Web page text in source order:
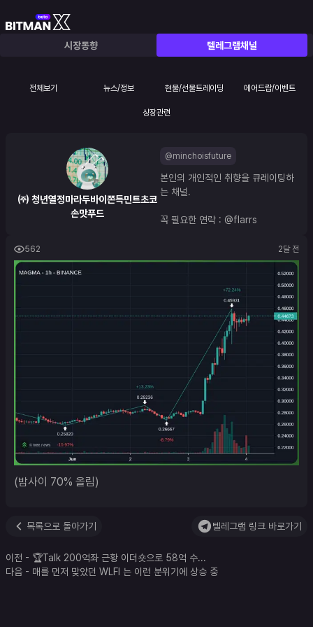
시장동향 텔레그램채널
전체보기 뉴스/정보 현물/선물트레이딩 에어드랍/이벤트
상장관련
562 2달 전
(밤사이 70% 올림)
목록으로 돌아가기 텔레그램 링크 바로가기
이전 - 🏆Talk 200억좌 근황 이더숏으로 58억 수...
다음 - 매를 먼저 맞았던 WLFI 는 이런 분위기에 상승 중
㈜ 청년열정마라두바이쫀득민트초코
손맛푸드
@minchoisfuture
본인의 개인적인 취향을 큐레이팅하
는 채널.
꼭 필요한 연락 : @flarrs